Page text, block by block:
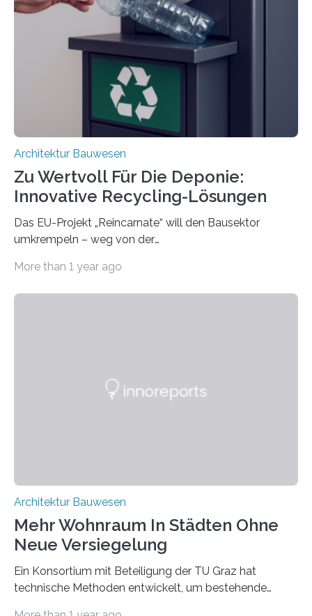
resilient verbinden und bei Bedarf einfach voneinander
trennen. Der Fokus lag auf der Verbindung von
Bauteilen mit unterschiedlicher Lebensdauer, bei denen
irreversible Verbindungen den Austausch üblicherweise
erschweren. Hierzu untersuchten die Forschenden zwei
unterschiedliche Zugänge. Einerseits klebten sie…
Architektur Bauwesen
Zu Wertvoll Für Die Deponie:
Innovative Recycling-Lösungen
Das EU-Projekt „Reincarnate“ will den Bausektor
umkrempeln – weg von der
Kreislaufwirtschaft Bei dem schwedischen
Datenbank erfasst sind, neue Baustoffe kreiert werden.
More than 1 year ago
Architektur Bauwesen
Mehr Wohnraum In Städten Ohne
Neue Versiegelung
Ein Konsortium mit Beteiligung der TU Graz hat
technische Methoden entwickelt, um bestehende